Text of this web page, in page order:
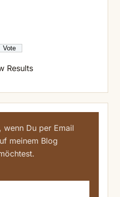
Results
wenn Du per Email
meinem Blog